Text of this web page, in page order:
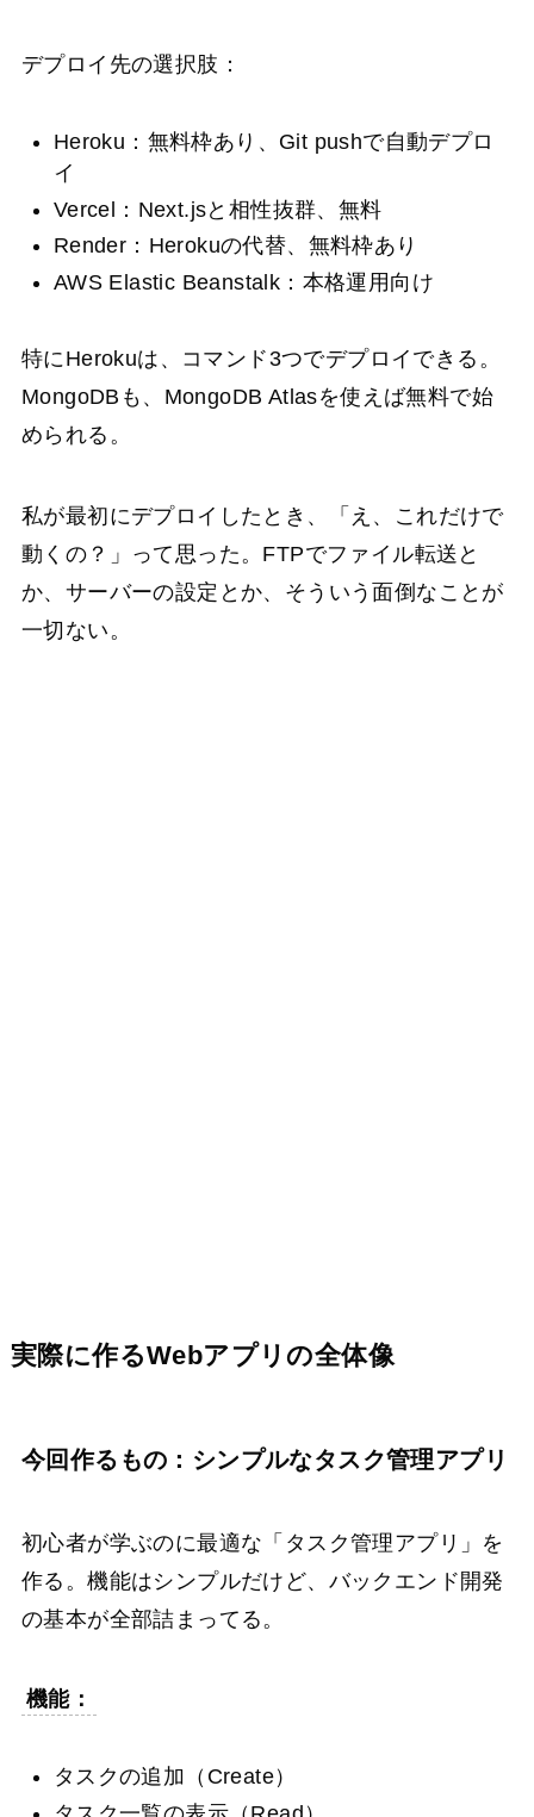
デプロイ先の選択肢：
Heroku：無料枠あり、Git pushで自動デプロ
イ
Vercel：Next.jsと相性抜群、無料
Render：Herokuの代替、無料枠あり
AWS Elastic Beanstalk：本格運用向け
特にHerokuは、コマンド3つでデプロイできる。
MongoDBも、MongoDB Atlasを使えば無料で始
められる。
私が最初にデプロイしたとき、「え、これだけで
動くの？」って思った。FTPでファイル転送と
か、サーバーの設定とか、そういう面倒なことが
一切ない。
実際に作るWebアプリの全体像
今回作るもの：シンプルなタスク管理アプリ
初心者が学ぶのに最適な「タスク管理アプリ」を
作る。機能はシンプルだけど、バックエンド開発
の基本が全部詰まってる。
機能：
タスクの追加（Create）